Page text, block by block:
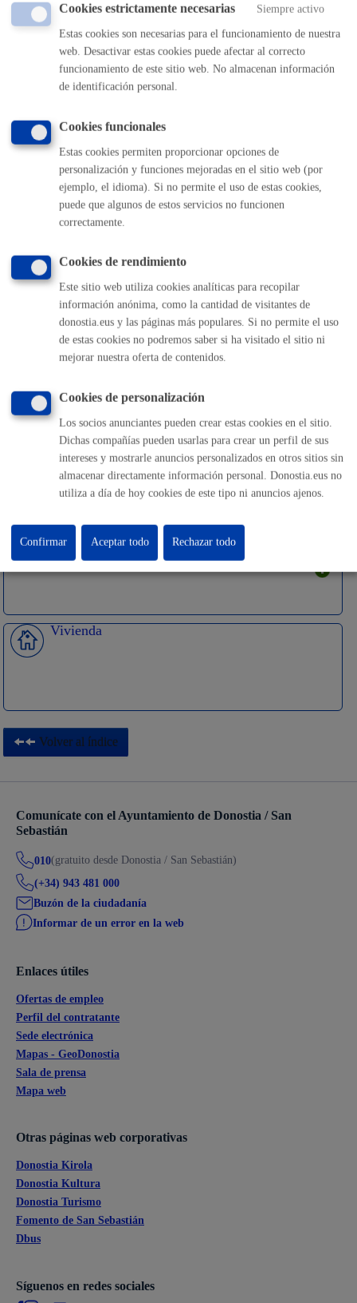
Licencias - Autorizaciones
Relaciones con la ciudadanía
Trámites económicos
Turismo
Vehículos
Vivienda
Volver al índice
Comunícate con el Ayuntamiento de Donostia / San
Sebastián
010(gratuito desde Donostia / San Sebastián)
(+34) 943 481 000
Buzón de la ciudadanía
Informar de un error en la web
Enlaces útiles
Ofertas de empleo
Perfil del contratante
Sede electrónica
Mapas - GeoDonostia
Sala de prensa
Mapa web
Otras páginas web corporativas
Donostia Kirola
Donostia Kultura
Donostia Turismo
Fomento de San Sebastián
Dbus
Síguenos en redes sociales
Cookies estrictamente necesarias Siempre activo
Estas cookies son necesarias para el funcionamiento de nuestra
web. Desactivar estas cookies puede afectar al correcto
funcionamiento de este sitio web. No almacenan información
de identificación personal.
Cookies funcionales
Estas cookies permiten proporcionar opciones de
personalización y funciones mejoradas en el sitio web (por
ejemplo, el idioma). Si no permite el uso de estas cookies,
puede que algunos de estos servicios no funcionen
correctamente.
Cookies de rendimiento
Este sitio web utiliza cookies analíticas para recopilar
información anónima, como la cantidad de visitantes de
donostia.eus y las páginas más populares. Si no permite el uso
de estas cookies no podremos saber si ha visitado el sitio ni
mejorar nuestra oferta de contenidos.
Cookies de personalización
Los socios anunciantes pueden crear estas cookies en el sitio.
Dichas compañías pueden usarlas para crear un perfil de sus
intereses y mostrarle anuncios personalizados en otros sitios sin
almacenar directamente información personal. Donostia.eus no
utiliza a día de hoy cookies de este tipo ni anuncios ajenos.
Rechazar todo
Confirmar Aceptar todo